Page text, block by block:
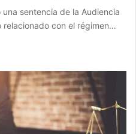
sentencia de la Audiencia
relacionado con el régimen…